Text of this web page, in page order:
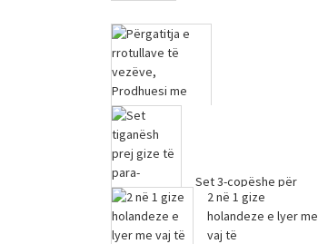
rrotulla vezësh,
Prodhues për
kone vafle Gas
kuzhine jo...
Set 3-copëshe për
tava prej gize të para-
spersonuara – F...
2 në 1 gize
holandeze e lyer me
vaj të